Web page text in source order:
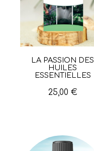
Aperçu rapide
LA PASSION DES
HUILES
ESSENTIELLES
25,00 €